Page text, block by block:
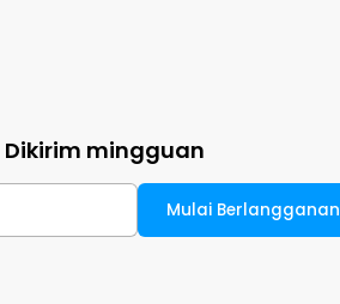
Dikirim mingguan
Mulai Berlangganan